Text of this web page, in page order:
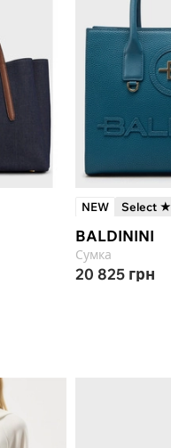
NEW Select ★
BALDININI
Сумка
20 825 грн